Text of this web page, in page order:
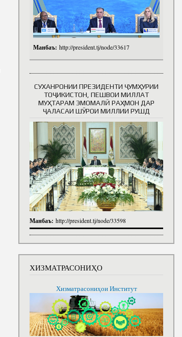
Манбаъ: http://president.tj/node/33617
СУХАНРОНИИ ПРЕЗИДЕНТИ ҶУМҲУРИИ
ТОҶИКИСТОН, ПЕШВОИ МИЛЛАТ
МУҲТАРАМ ЭМОМАЛӢ РАҲМОН ДАР
ҶАЛАСАИ ШӮРОИ МИЛЛИИ РУШД
Манбаъ: http://president.tj/node/33598
ХИЗМАТРАСОНИҲО
Хизматрасониҳои Институт